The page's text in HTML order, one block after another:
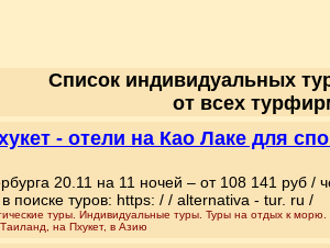
Список индивидуальных
от всех
- отели на Као Лаке для
20.11 на 11 ночей – от 108 141 руб /
поиске туров: https: / / alternativa - tur. ru /
туры. Индивидуальные туры. Туры на отдых к морю.
на Пхукет, в Азию